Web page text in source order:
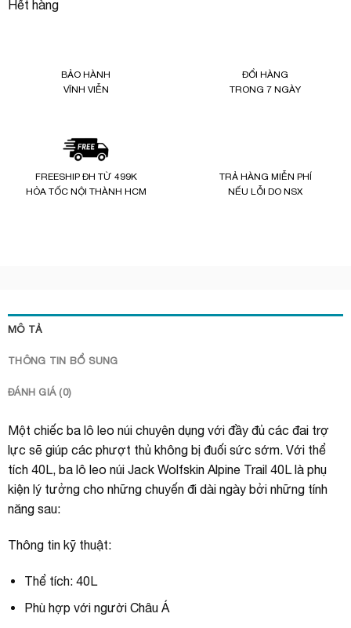
Hết hàng
BẢO HÀNH
VĨNH VIỄN
ĐỔI HÀNG
TRONG 7 NGÀY
FREESHIP ĐH TỪ 499K
HỎA TỐC NỘI THÀNH HCM
TRẢ HÀNG MIỄN PHÍ
NẾU LỖI DO NSX
MÔ TẢ
THÔNG TIN BỔ SUNG
ĐÁNH GIÁ (0)
Một chiếc ba lô leo núi chuyên dụng với đầy đủ các đai trợ
lực sẽ giúp các phượt thủ không bị đuối sức sớm. Với thể
tích 40L, ba lô leo núi Jack Wolfskin Alpine Trail 40L là phụ
kiện lý tưởng cho những chuyến đi dài ngày bởi những tính
năng sau:
Thông tin kỹ thuật:
Thể tích: 40L
Phù hợp với người Châu Á